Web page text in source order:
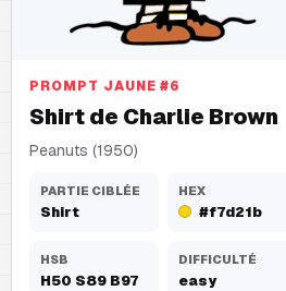
Shirt
PROMPT JAUNE #6
Shirt de Charlie Brown
Peanuts (1950)
PARTIE CIBLÉE
Shirt
HEX
#f7d21b
HSB
H50 S89 B97
DIFFICULTÉ
easy